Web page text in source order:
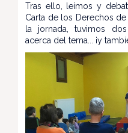
Tras ello, leímos y
Carta de los Derechos
la jornada, tuvimos
acerca del tema... ¡y